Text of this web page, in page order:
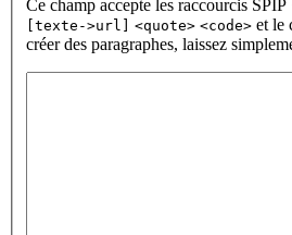
Ce champ accepte les raccourcis SPIP
[texte->url]
<quote> <code> et le
créer des paragraphes, laissez